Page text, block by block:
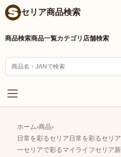
セリア商品検索
商品検索商品一覧カテゴリ 店舗検索
ホーム›商品›
日常を彩るセリア日常を彩るセリ
一セリアで彩るマイライフセリア